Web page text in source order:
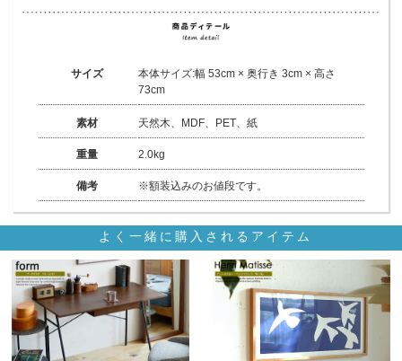
サイズ
本体サイズ:幅 53cm × 奥行き 3cm × 高さ
73cm
素材 天然木、MDF、PET、紙
重量 2.0kg
備考 ※額装込みのお値段です。
よく一緒に購入されるアイテム